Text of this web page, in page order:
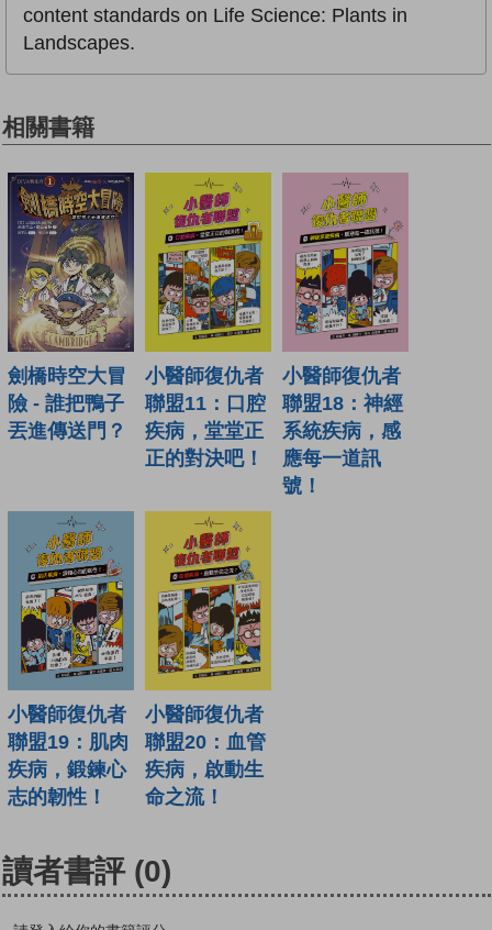
content standards on Life Science: Plants in
Landscapes.
相關書籍
劍橋時空大冒
險 - 誰把鴨子
丟進傳送門？
小醫師復仇者
聯盟11：口腔
疾病，堂堂正
正的對決吧！
小醫師復仇者
聯盟18：神經
系統疾病，感
應每一道訊
號！
小醫師復仇者
聯盟19：肌肉
疾病，鍛鍊心
志的韌性！
小醫師復仇者
聯盟20：血管
疾病，啟動生
命之流！
讀者書評 (0)